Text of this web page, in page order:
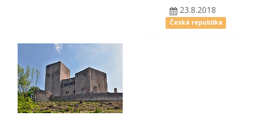
23.8.2018
Česká republika